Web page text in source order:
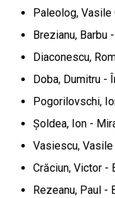
Paleolog, Vasile
Brezianu, Barbu
Diaconescu,
Doba, Dumitru -
Pogorilovschi,
Șoldea, Ion -
Vasiescu,
Crăciun, Victor -
Rezeanu, Paul -